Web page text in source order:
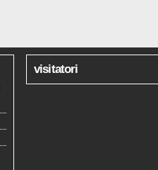
visitatori